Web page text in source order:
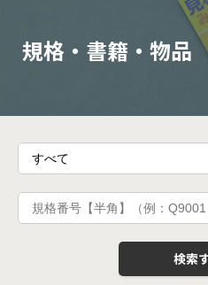
標準化と品質管理全国・地
規格・書籍・物品
検索